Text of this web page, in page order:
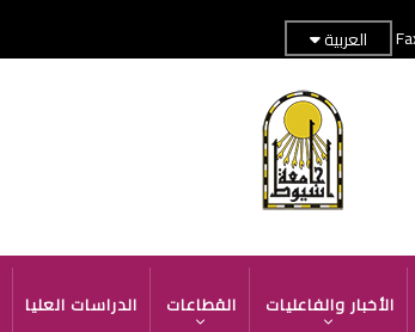
العربية
الأخبار والفاعليات القطاعات الدراسات العليا